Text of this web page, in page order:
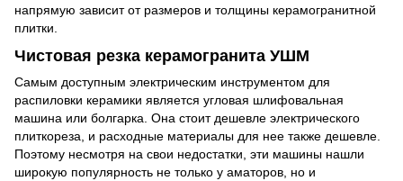
напрямую зависит от размеров и толщины керамогранитной
плитки.
Чистовая резка керамогранита УШМ
Самым доступным электрическим инструментом для
распиловки керамики является угловая шлифовальная
машина или болгарка. Она стоит дешевле электрического
плиткореза, и расходные материалы для нее также дешевле.
Поэтому несмотря на свои недостатки, эти машины нашли
широкую популярность не только у аматоров, но и